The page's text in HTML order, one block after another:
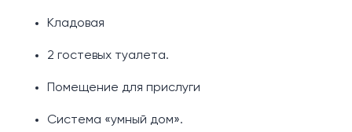
Кладовая
2 гостевых туалета.
Помещение для прислуги
Система «умный дом».